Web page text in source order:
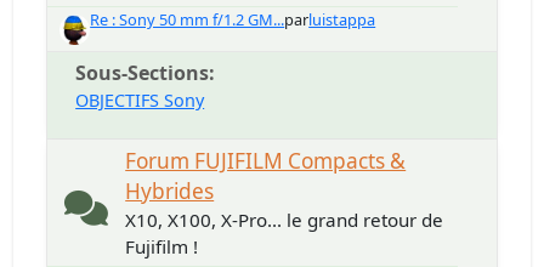
Re : Sony 50 mm f/1.2 GM...parluistappa
Sous-Sections
OBJECTIFS Sony
Forum FUJIFILM Compacts &
Hybrides
X10, X100, X-Pro... le grand retour de
Fujifilm !